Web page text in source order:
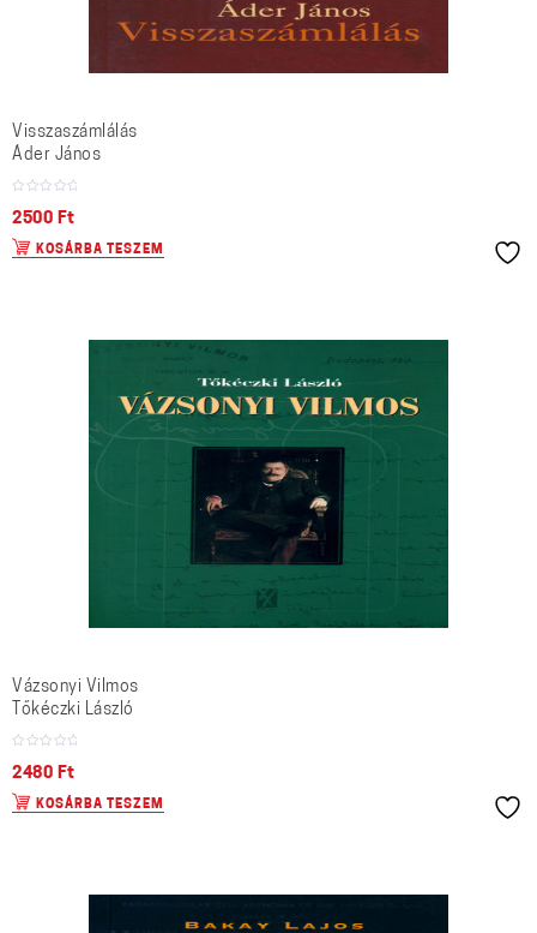
Visszaszámlálás
Áder János
2500 Ft
KOSÁRBA TESZEM
Vázsonyi Vilmos
Tőkéczki László
2480 Ft
KOSÁRBA TESZEM